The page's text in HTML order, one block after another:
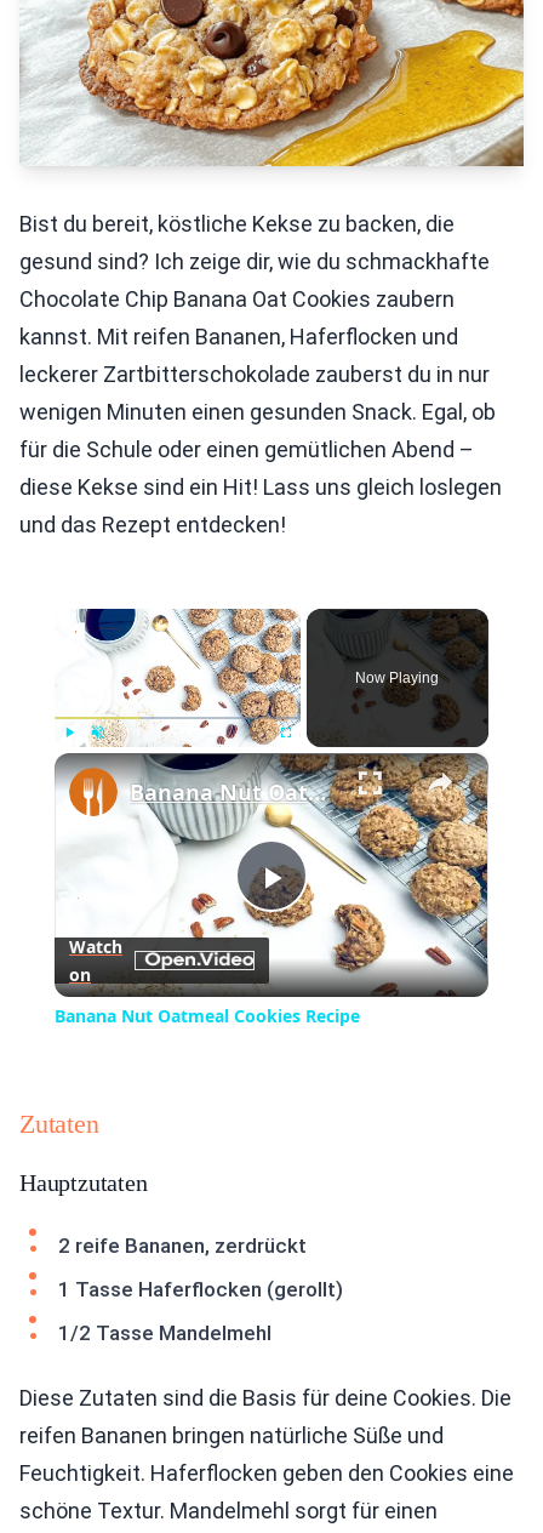
Bist du bereit, köstliche Kekse zu backen, die
gesund sind? Ich zeige dir, wie du schmackhafte
Chocolate Chip Banana Oat Cookies zaubern
kannst. Mit reifen Bananen, Haferflocken und
leckerer Zartbitterschokolade zauberst du in nur
wenigen Minuten einen gesunden Snack. Egal, ob
für die Schule oder einen gemütlichen Abend –
diese Kekse sind ein Hit! Lass uns gleich loslegen
und das Rezept entdecken!
×
Unmute Fullscreen
Now Playing
×
Play
Video
Banana Nut Oatmeal Cookies Recipe
Watch
on
Banana Nut Oatmeal Cookies Recipe
Zutaten
Hauptzutaten
2 reife Bananen, zerdrückt
1 Tasse Haferflocken (gerollt)
1/2 Tasse Mandelmehl
Diese Zutaten sind die Basis für deine Cookies. Die
reifen Bananen bringen natürliche Süße und
Feuchtigkeit. Haferflocken geben den Cookies eine
schöne Textur. Mandelmehl sorgt für einen